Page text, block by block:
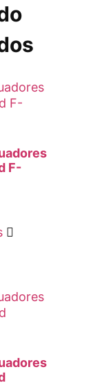
F-